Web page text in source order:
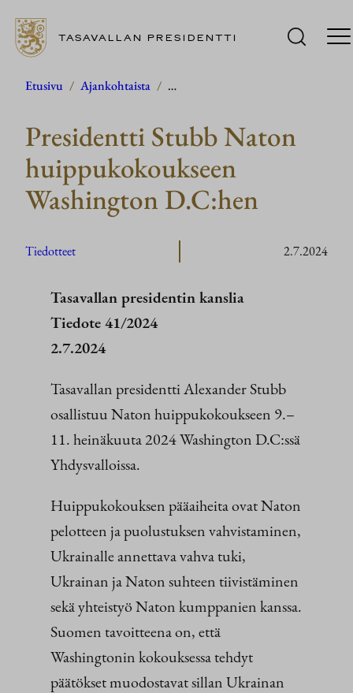
Siirry
TASAVALLAN PRESIDENTTI
Etusivu / Ajankohtaista / …
Presidentti Stubb Naton
huippukokoukseen
Washington D.C:hen
Tiedotteet 2.7.2024
Tasavallan presidentin kanslia
Tiedote 41/2024
2.7.2024
Tasavallan presidentti Alexander Stubb
osallistuu Naton huippukokoukseen 9.–
11. heinäkuuta 2024 Washington D.C:ssä
Yhdysvalloissa.
Huippukokouksen pääaiheita ovat Naton
pelotteen ja puolustuksen vahvistaminen,
Ukrainalle annettava vahva tuki,
Ukrainan ja Naton suhteen tiivistäminen
sekä yhteistyö Naton kumppanien kanssa.
Suomen tavoitteena on, että
Washingtonin kokouksessa tehdyt
päätökset muodostavat sillan Ukrainan